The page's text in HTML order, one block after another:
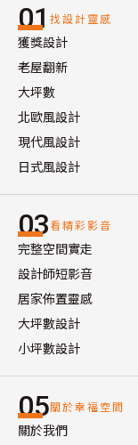
01 找設計靈感
獲獎設計
老屋翻新
大坪數
北歐風設計
現代風設計
日式風設計
03看精彩影音
完整空間實走
設計師短影音
居家佈置靈感
大坪數設計
小坪數設計
05關於幸福空間
關於我們